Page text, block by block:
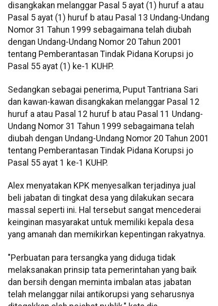
disangkakan melanggar Pasal 5 ayat (1) huruf a atau
Pasal 5 ayat (1) huruf b atau Pasal 13 Undang-Undang
Nomor 31 Tahun 1999 sebagaimana telah diubah
dengan Undang-Undang Nomor 20 Tahun 2001
tentang Pemberantasan Tindak Pidana Korupsi jo
Pasal 55 ayat (1) ke-1 KUHP.
Sedangkan sebagai penerima, Puput Tantriana Sari
dan kawan-kawan disangkakan melanggar Pasal 12
huruf a atau Pasal 12 huruf b atau Pasal 11 Undang-
Undang Nomor 31 Tahun 1999 sebagaimana telah
diubah dengan Undang-Undang Nomor 20 Tahun 2001
tentang Pemberantasan Tindak Pidana Korupsi jo
Pasal 55 ayat 1 ke-1 KUHP.
Alex menyatakan KPK menyesalkan terjadinya jual
beli jabatan di tingkat desa yang dilakukan secara
massal seperti ini. Hal tersebut sangat mencederai
keinginan masyarakat untuk memiliki kepala desa
yang amanah dan memikirkan kepentingan rakyatnya.
"Perbuatan para tersangka yang diduga tidak
melaksanakan prinsip tata pemerintahan yang baik
dan bersih dengan meminta imbalan atas jabatan
telah melanggar nilai antikorupsi yang seharusnya